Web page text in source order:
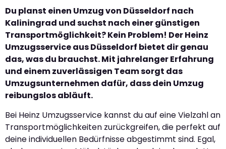
Du planst einen Umzug von Düsseldorf nach
Kaliningrad und suchst nach einer günstigen
Transportmöglichkeit? Kein Problem! Der Heinz
Umzugsservice aus Düsseldorf bietet dir genau
das, was du brauchst. Mit jahrelanger Erfahrung
und einem zuverlässigen Team sorgt das
Umzugsunternehmen dafür, dass dein Umzug
reibungslos abläuft.
Bei Heinz Umzugsservice kannst du auf eine Vielzahl an
Transportmöglichkeiten zurückgreifen, die perfekt auf
deine individuellen Bedürfnisse abgestimmt sind. Egal,